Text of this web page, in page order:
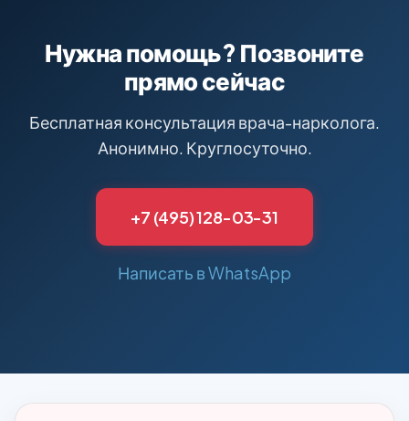
вузе. Спасибо вам огромное, вы
вернули меня к жизни!
Нужна помощь? Позвоните
прямо сейчас
Бесплатная консультация врача-нарколога.
Анонимно. Круглосуточно.
+7 (495) 128-03-31
Написать в WhatsApp